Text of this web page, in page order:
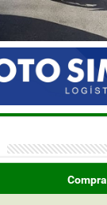
Compra